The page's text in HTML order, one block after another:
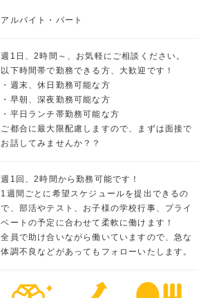
アルバイト・パート
週1日、2時間～、お気軽にご相談ください。
以下時間帯で勤務できる方、大歓迎です！
・週末、休日勤務可能な方
・早朝、深夜勤務可能な方
・平日ランチ帯勤務可能な方
ご都合に最大限配慮しますので、まずは面接で
お話してみませんか？？
週1回、2時間から勤務可能です！
1週間ごとに希望スケジュールを提出できるの
で、部活やテスト、お子様の学校行事、プライ
ベートの予定に合わせて柔軟に働けます！
全員で助け合いながら働いていますので、急な
体調不良などがあってもフォローいたします。